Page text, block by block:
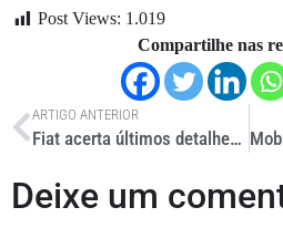
Post Views: 1.019
Compartilhe nas
ARTIGO ANTERIOR
Fiat acerta últimos detalhes da construção de fábrica em PE
Deixe um